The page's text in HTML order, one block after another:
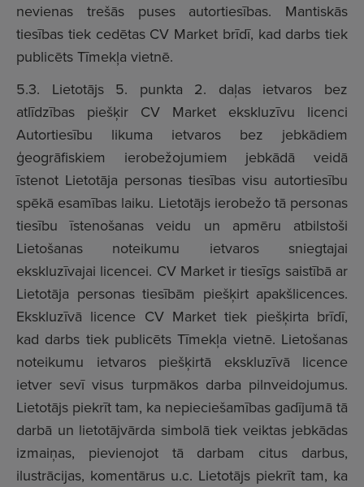
nevienas trešās puses autortiesības. Mantiskās
tiesības tiek cedētas CV Market brīdī, kad darbs tiek
publicēts Tīmekļa vietnē.
5.3. Lietotājs 5. punkta 2. daļas ietvaros bez
atlīdzības piešķir CV Market ekskluzīvu licenci
Autortiesību likuma ietvaros bez jebkādiem
ģeogrāfiskiem ierobežojumiem jebkādā veidā
īstenot Lietotāja personas tiesības visu autortiesību
spēkā esamības laiku. Lietotājs ierobežo tā personas
tiesību īstenošanas veidu un apmēru atbilstoši
Lietošanas noteikumu ietvaros sniegtajai
ekskluzīvajai licencei. CV Market ir tiesīgs saistībā ar
Lietotāja personas tiesībām piešķirt apakšlicences.
Ekskluzīvā licence CV Market tiek piešķirta brīdī,
kad darbs tiek publicēts Tīmekļa vietnē. Lietošanas
noteikumu ietvaros piešķirtā ekskluzīvā licence
ietver sevī visus turpmākos darba pilnveidojumus.
Lietotājs piekrīt tam, ka nepieciešamības gadījumā tā
darbā un lietotājvārda simbolā tiek veiktas jebkādas
izmaiņas, pievienojot tā darbam citus darbus,
ilustrācijas, komentārus u.c. Lietotājs piekrīt tam, ka